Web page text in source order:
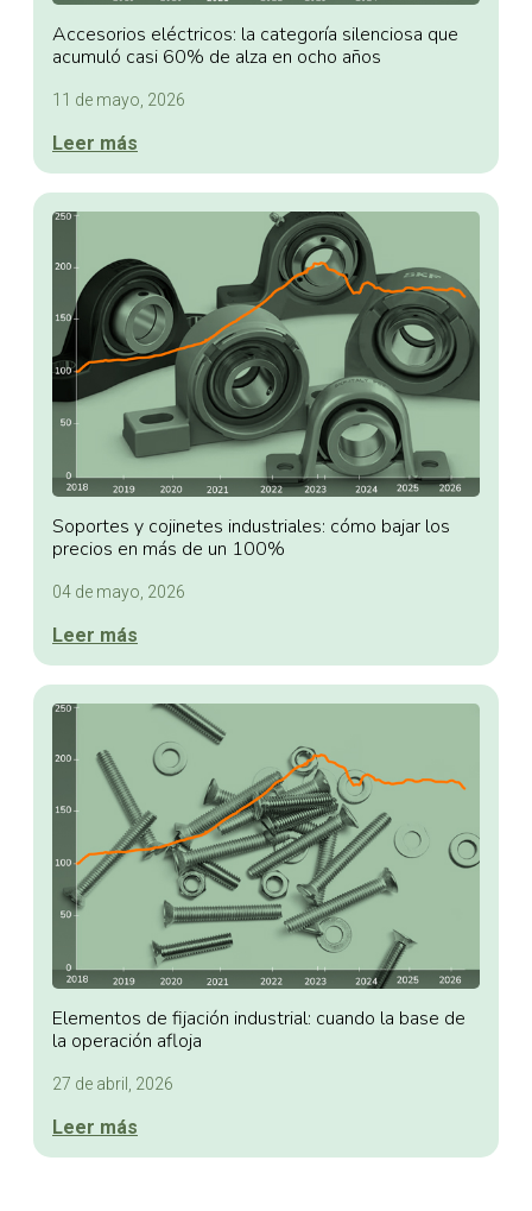
Accesorios eléctricos: la categoría silenciosa que
acumuló casi 60% de alza en ocho años
11 de mayo, 2026
Leer más
Soportes y cojinetes industriales: cómo bajar los
precios en más de un 100%
04 de mayo, 2026
Leer más
Elementos de fijación industrial: cuando la base de
la operación afloja
27 de abril, 2026
Leer más